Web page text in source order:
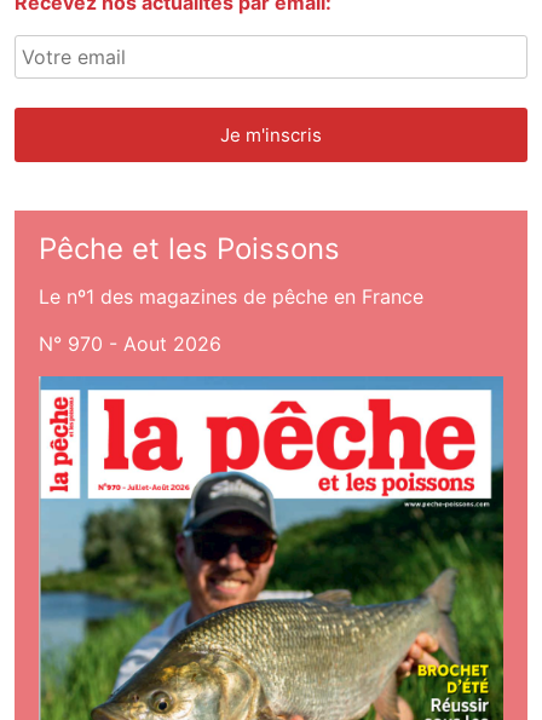
Pêche et les Poissons
Le nº1 des magazines de pêche en France
N° 970 - Aout 2026